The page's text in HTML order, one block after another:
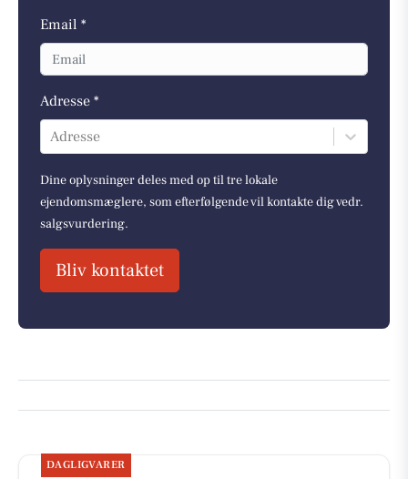
Email *
Adresse *
Adresse
Dine oplysninger deles med op til tre lokale
ejendomsmæglere, som efterfølgende vil kontakte dig vedr.
salgsvurdering.
Bliv kontaktet
DAGLIGVARER